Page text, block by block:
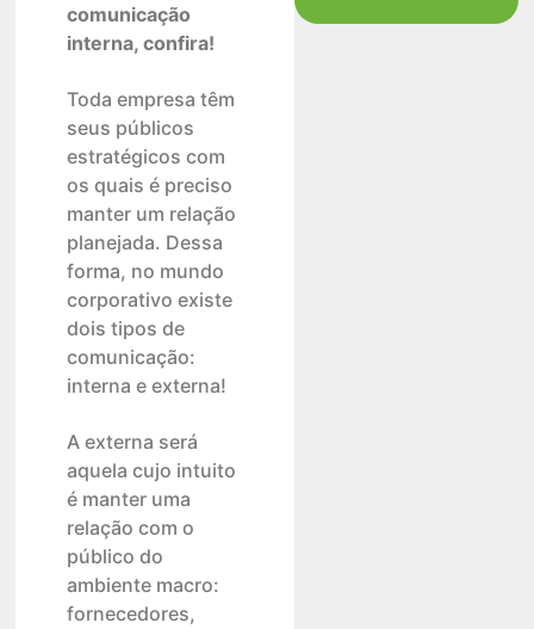
comunicação
interna, confira!
Toda empresa têm
seus públicos
estratégicos com
os quais é preciso
manter um relação
planejada. Dessa
forma, no mundo
corporativo existe
dois tipos de
comunicação:
interna e externa!
A externa será
aquela cujo intuito
é manter uma
relação com o
público do
ambiente macro:
fornecedores,